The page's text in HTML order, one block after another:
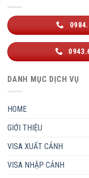
DANH MỤC DỊCH VỤ
HOME
GIỚI THIỆU
VISA XUẤT CẢNH
VISA NHẬP CẢNH